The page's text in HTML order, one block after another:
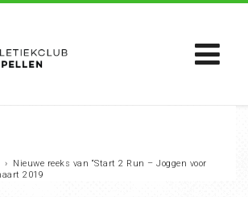
› Nieuwe reeks van “Start 2 Run – Joggen voor
2019